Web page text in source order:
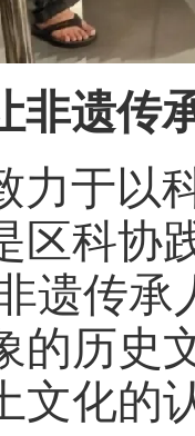
非遗传
力于以
区科协
传承
的历史
文化的